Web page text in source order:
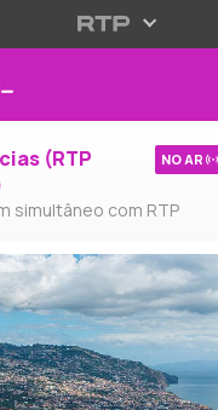
(RTP
simultâneo com RTP
NO AR